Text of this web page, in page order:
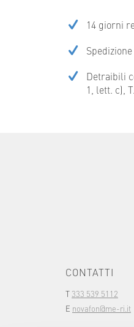
14 giorni
Detraibili
1, lett. c),
CONTATTI
T333 539 5112
E novafon@me-ri.it